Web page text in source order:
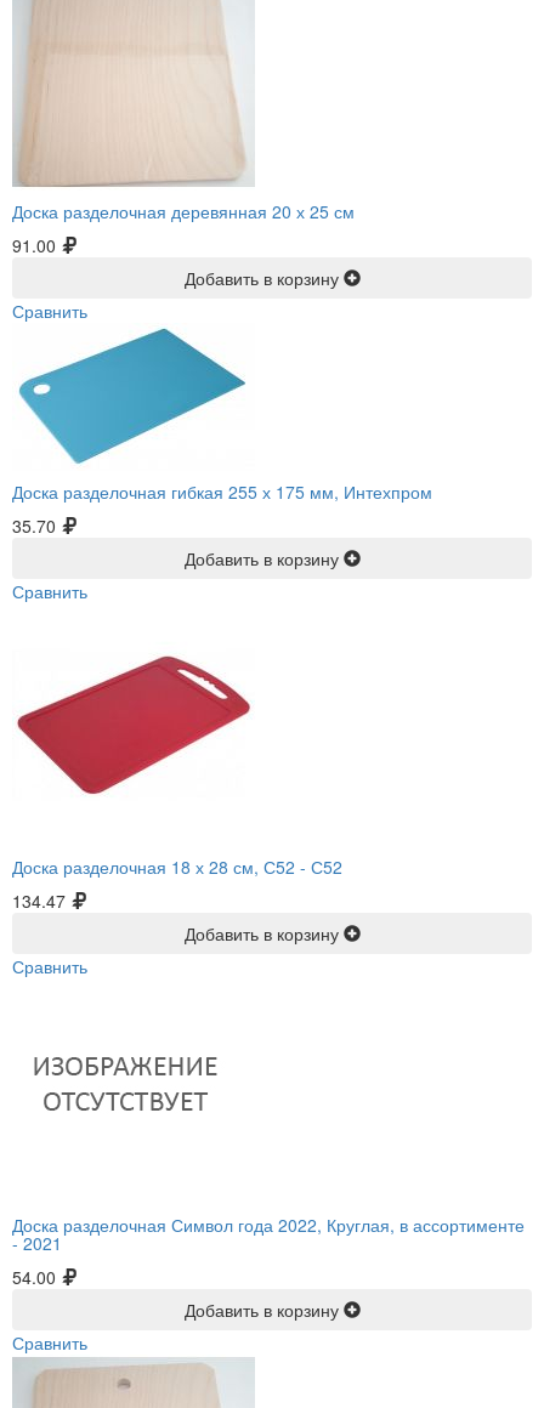
Доска разделочная деревянная 20 х 25 см
91.00
Добавить в корзину
Сравнить
Доска разделочная гибкая 255 х 175 мм, Интехпром
35.70
Добавить в корзину
Сравнить
Доска разделочная 18 х 28 см, С52 - С52
134.47
Добавить в корзину
Сравнить
Доска разделочная Символ года 2022, Круглая, в ассортименте
-2021
54.00
Добавить в корзину
Сравнить